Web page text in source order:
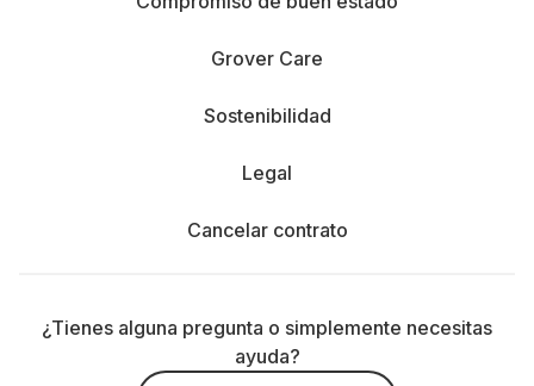
Grover Care
Sostenibilidad
Legal
Cancelar contrato
¿Tienes alguna pregunta o simplemente necesitas
ayuda?